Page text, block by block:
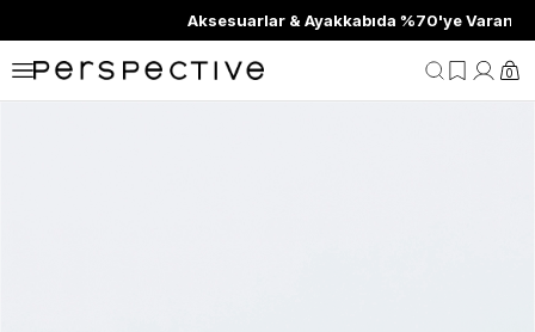
Aksesuarlar & Ayakkabıda %70'ye Varan İndirim
0